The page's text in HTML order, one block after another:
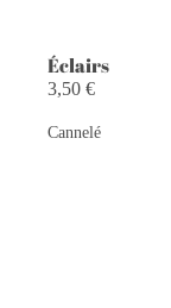
Éclairs
3,50 €
Cannelé